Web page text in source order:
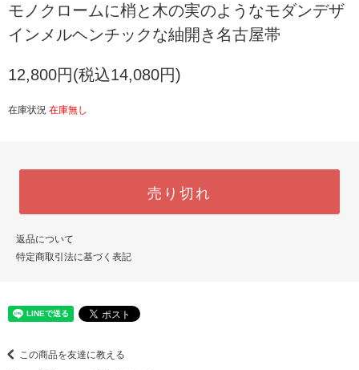
モノクロームに梢と木の実のようなモダンデザ
インメルヘンチックな紬開き名古屋帯
12,800円(税込14,080円)
在庫状況 在庫無し
売り切れ
返品について
特定商取引法に基づく表記
この商品を友達に教える